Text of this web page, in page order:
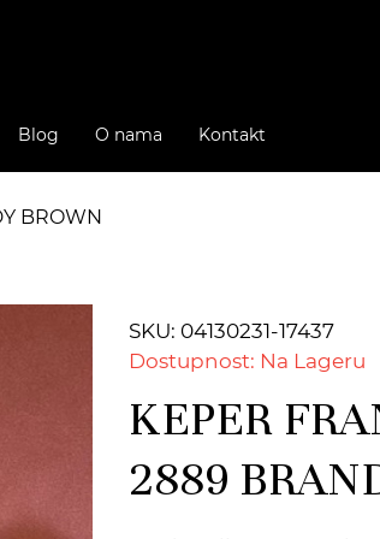
Blog O nama Kontakt
BROWN
SKU: 04130231-17437
Dostupnost: Na Lageru
KEPER
2889